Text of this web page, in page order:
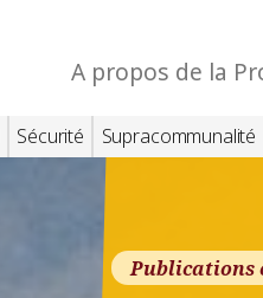
A propos de la
Sécurité Supracommunalité
Publications